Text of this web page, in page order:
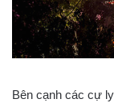
Bên cạnh các cự